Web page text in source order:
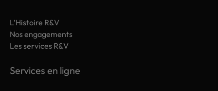
L’Histoire R&V
Nos engagements
Les services R&V
Services en ligne